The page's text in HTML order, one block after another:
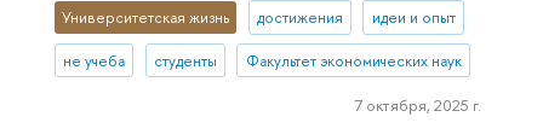
Университетская жизнь достижения идеи и опыт
не учеба студенты Факультет экономических наук
7 октября, 2025 г.